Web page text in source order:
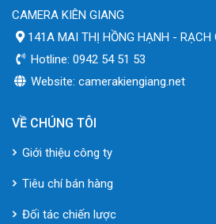
CAMERA KIÊN GIANG
141A MAI THỊ HỒNG HẠNH - RẠCH
Hotline: 0942 54 51 53
Website: camerakiengiang.net
VỀ CHÚNG TÔI
Giới thiệu công ty
Tiêu chí bán hàng
Đối tác chiến lược